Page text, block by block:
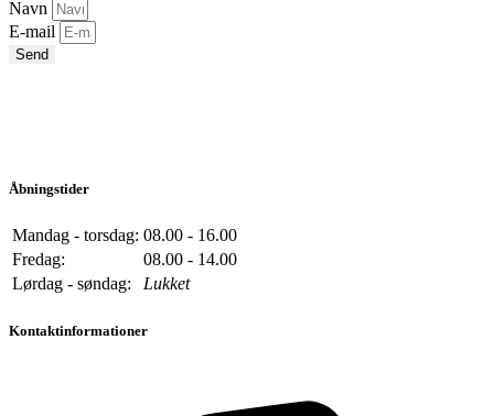
Navn
E-mail
Send
Åbningstider
Mandag - torsdag: 08.00 - 16.00
Fredag:
08.00 - 14.00
Lørdag - søndag:
Lukket
Kontaktinformationer